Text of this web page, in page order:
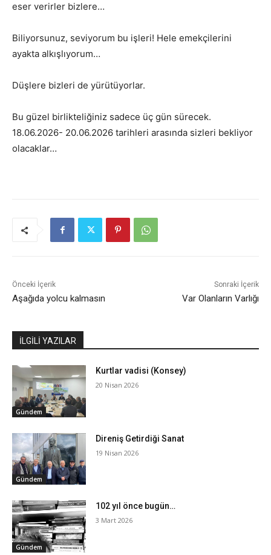
eser verirler bizlere…
Biliyorsunuz, seviyorum bu işleri! Hele emekçilerini
ayakta alkışlıyorum…
Düşlere bizleri de yürütüyorlar.
Bu güzel birlikteliğiniz sadece üç gün sürecek.
18.06.2026- 20.06.2026 tarihleri arasında sizleri bekliyor
olacaklar…
Önceki İçerik
Aşağıda yolcu kalmasın
Sonraki İçerik
Var Olanların Varlığı
İLGİLİ YAZILAR
Gündem
Kurtlar vadisi (Konsey)
20 Nisan 2026
Gündem
Direniş Getirdiği Sanat
19 Nisan 2026
Gündem
102 yıl önce bugün…
3 Mart 2026